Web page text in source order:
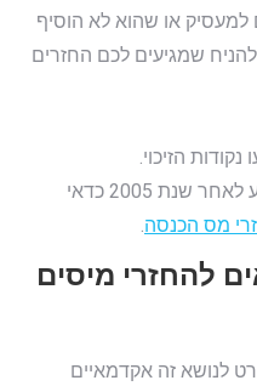
למעסיק או שהוא לא הוסיף
שמגיעים לכם החזרים
הזיכוי.
אם סיימתם תואר או לימודי מקצוע לאחר שנת 2005 כדאי
מס הכנסה.
להחזרי מיסים
לנושא זה אקדמאיים